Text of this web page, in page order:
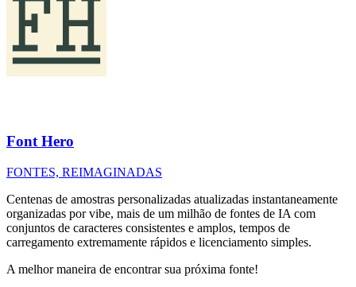
Font Hero
FONTES, REIMAGINADAS
Centenas de amostras personalizadas atualizadas instantaneamente
organizadas por vibe, mais de um milhão de fontes de IA com
conjuntos de caracteres consistentes e amplos, tempos de
carregamento extremamente rápidos e licenciamento simples.
A melhor maneira de encontrar sua próxima fonte!